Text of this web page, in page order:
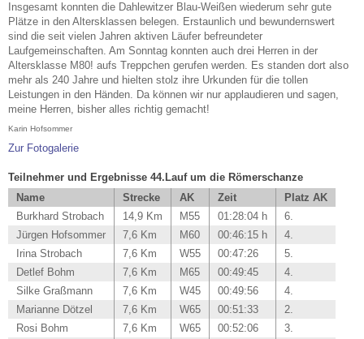
Insgesamt konnten die Dahlewitzer Blau-Weißen wiederum sehr gute
Plätze in den Altersklassen belegen. Erstaunlich und bewundernswert
sind die seit vielen Jahren aktiven Läufer befreundeter
Laufgemeinschaften. Am Sonntag konnten auch drei Herren in der
Altersklasse M80! aufs Treppchen gerufen werden. Es standen dort also
mehr als 240 Jahre und hielten stolz ihre Urkunden für die tollen
Leistungen in den Händen. Da können wir nur applaudieren und sagen,
meine Herren, bisher alles richtig gemacht!
Karin Hofsommer
Zur Fotogalerie
Teilnehmer und Ergebnisse 44.Lauf um die Römerschanze
Name
Strecke AK Zeit
Platz AK
Burkhard Strobach
14,9 Km M55 01:28:04 h
6.
Jürgen Hofsommer
7,6 Km M60 00:46:15 h
4.
Irina Strobach
7,6 Km W55 00:47:26
5.
Detlef Bohm
7,6 Km M65 00:49:45
4.
Silke Graßmann
7,6 Km W45 00:49:56
4.
Marianne Dötzel
7,6 Km W65 00:51:33
2.
Rosi Bohm
7,6 Km W65 00:52:06 3.